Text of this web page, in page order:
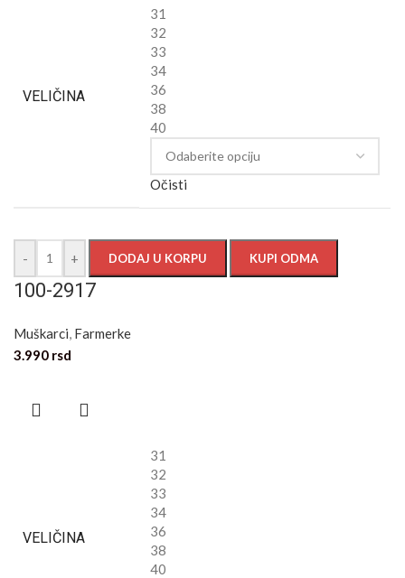
VELIČINA
31
32
33
34
36
38
40
Očisti
- + DODAJ U KORPU KUPI ODMA
100-2917
Muškarci, Farmerke
3.990 rsd
VELIČINA
31
32
33
34
36
38
40